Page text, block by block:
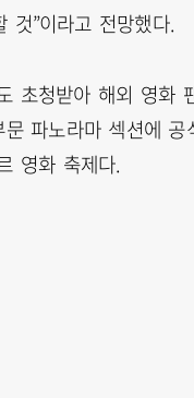
것”이라고 전망했다.
초청받아 해외 영화
파노라마 섹션에
영화 축제다.